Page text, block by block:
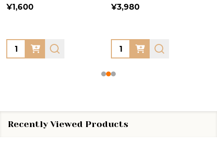
¥1,600
Quantity:
¥3,980
Quantity:
Recently Viewed Products